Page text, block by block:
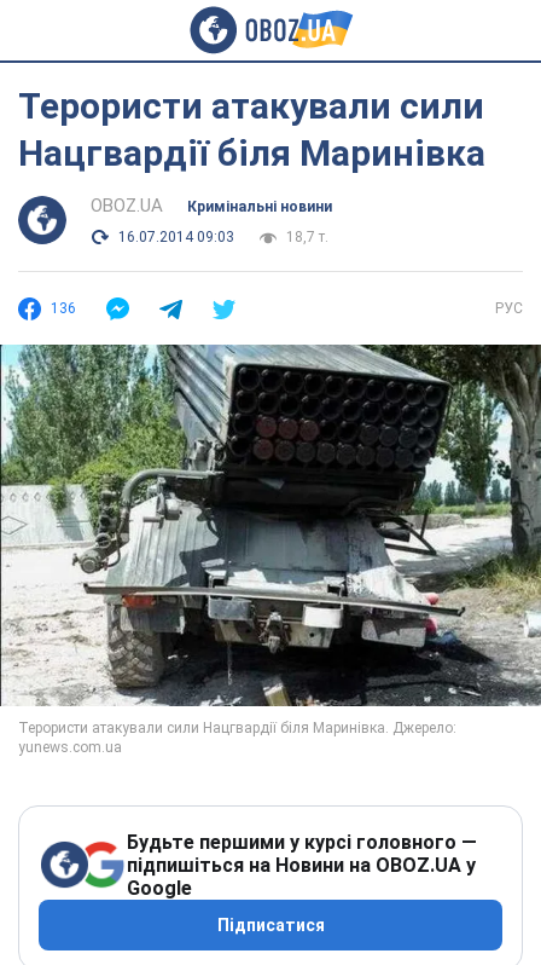
Терористи атакували сили
Нацгвардії біля Маринівка
OBOZ.UA
Кримінальні новини
16.07.2014 09:03
18,7 т.
136 РУС
Будьте першими у курсі головного —
підпишіться на Новини на OBOZ.UA у
Google
Підписатися